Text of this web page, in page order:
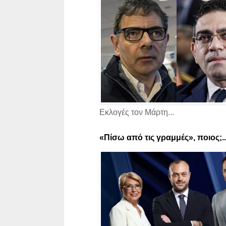
Εκλογές τον Μάρτη...
«Πίσω από τις γραμμές»,